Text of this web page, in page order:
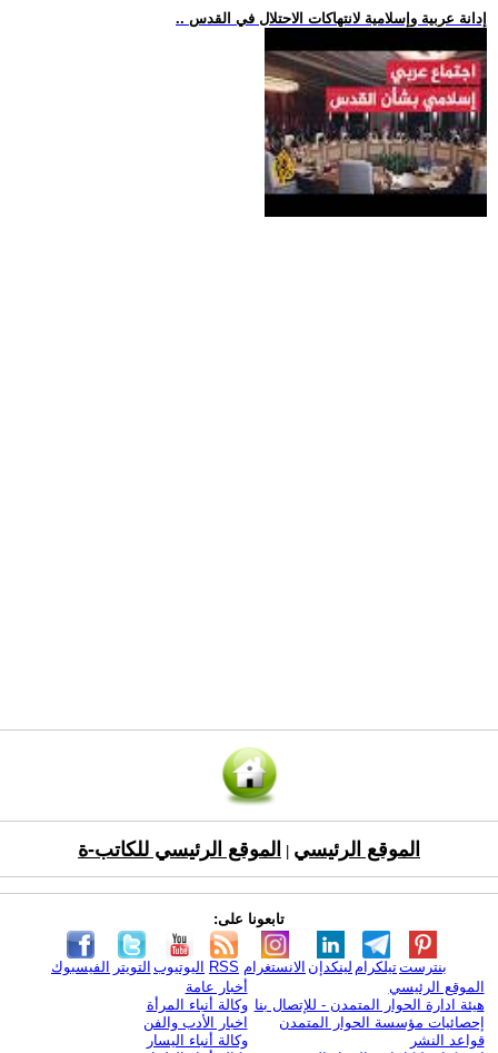
.. إدانة عربية وإسلامية لانتهاكات الاحتلال في القدس
الموقع الرئيسي الموقع الرئيسي للكاتب-ة
تابعونا على:
الفيسبوك التويتر اليوتيوب RSS الانستغرام لينكدإن تيلكرامبنترست
الموقع الرئيسي
هيئة ادارة الحوار المتمدن - للإتصال بنا
إحصائيات مؤسسة الحوار المتمدن
قواعد النشر
أخبار عامة
وكالة أنباء المرأة
اخبار الأدب والفن
وكالة أنباء اليسار